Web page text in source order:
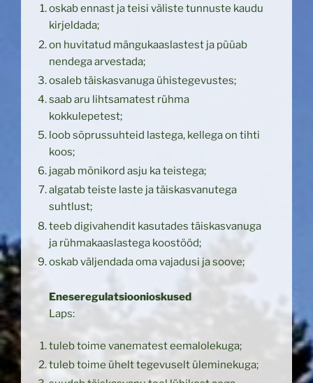
oskab ennast ja teisi väliste tunnuste kaudu
kirjeldada;
on huvitatud mängukaaslastest ja püüab
nendega arvestada;
osaleb täiskasvanuga ühistegevustes;
saab aru lihtsamatest rühma
kokkulepetest;
loob sõprussuhteid lastega, kellega on tihti
koos;
jagab mõnikord asju ka teistega;
algatab teiste laste ja täiskasvanutega
suhtlust;
teeb digivahendit kasutades täiskasvanuga
ja rühmakaaslastega koostööd;
oskab väljendada oma vajadusi ja soove;
Eneseregulatsioonioskused
Laps:
tuleb toime vanematest eemalolekuga;
tuleb toime ühelt tegevuselt üleminekuga;